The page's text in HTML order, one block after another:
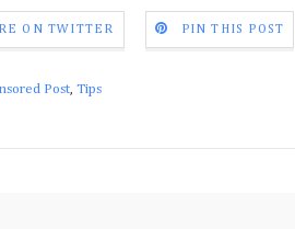
ON TWITTER PIN THIS POST
Post, Tips